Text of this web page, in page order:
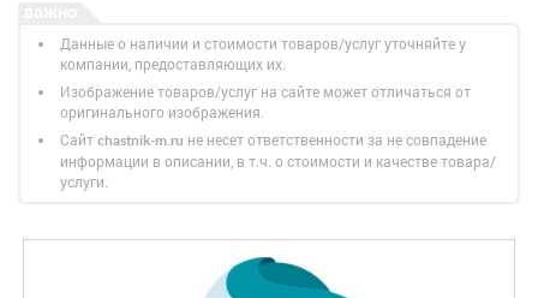
Данные о наличии и стоимости товаров/услуг уточняйте у
компании, предоставляющих их.
Изображение товаров/услуг на сайте может отличаться от
оригинального изображения.
Сайт chastnik-m.ru не несет ответственности за не совпадение
информации в описании, в т.ч. о стоимости и качестве товара/
услуги.